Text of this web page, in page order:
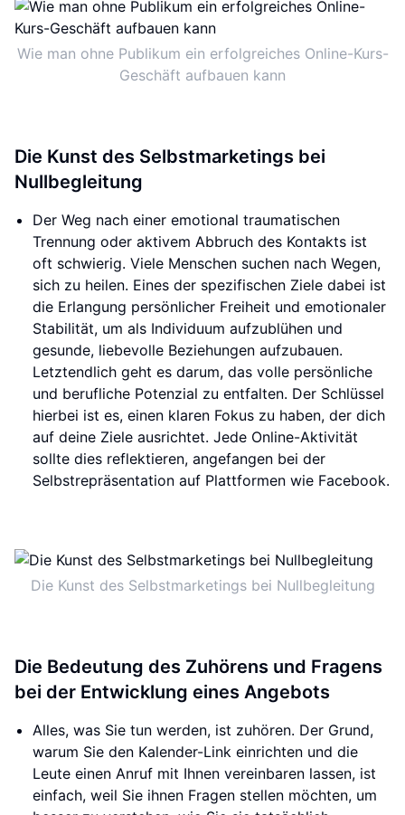
Wie man ohne Publikum ein erfolgreiches Online-Kurs-
Geschäft aufbauen kann
Die Kunst des Selbstmarketings bei
Nullbegleitung
Der Weg nach einer emotional traumatischen
Trennung oder aktivem Abbruch des Kontakts ist
oft schwierig. Viele Menschen suchen nach Wegen,
sich zu heilen. Eines der spezifischen Ziele dabei ist
die Erlangung persönlicher Freiheit und emotionaler
Stabilität, um als Individuum aufzublühen und
gesunde, liebevolle Beziehungen aufzubauen.
Letztendlich geht es darum, das volle persönliche
und berufliche Potenzial zu entfalten. Der Schlüssel
hierbei ist es, einen klaren Fokus zu haben, der dich
auf deine Ziele ausrichtet. Jede Online-Aktivität
sollte dies reflektieren, angefangen bei der
Selbstrepräsentation auf Plattformen wie Facebook.
Die Kunst des Selbstmarketings bei Nullbegleitung
Die Bedeutung des Zuhörens und Fragens
bei der Entwicklung eines Angebots
Alles, was Sie tun werden, ist zuhören. Der Grund,
warum Sie den Kalender-Link einrichten und die
Leute einen Anruf mit Ihnen vereinbaren lassen, ist
einfach, weil Sie ihnen Fragen stellen möchten, um